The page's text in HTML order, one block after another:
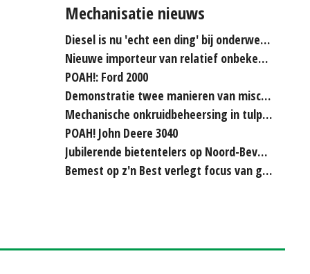
Mechanisatie nieuws
Diesel is nu 'echt een ding' bij onderwerken
Nieuwe importeur van relatief onbekende merken...
POAH!: Ford 2000
Demonstratie twee manieren van miscanthus hakselen
Mechanische onkruidbeheersing in tulpenteelt steeds...
POAH! John Deere 3040
Jubilerende bietentelers op Noord-Beveland rijden elkaar...
Bemest op z'n Best verlegt focus van grasland naar bouwland